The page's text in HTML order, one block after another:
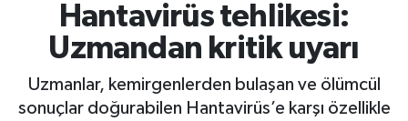
Hantavirüs tehlikesi:
Uzmandan kritik uyarı
Uzmanlar, kemirgenlerden bulaşan ve ölümcül
sonuçlar doğurabilen Hantavirüs’e karşı özellikle